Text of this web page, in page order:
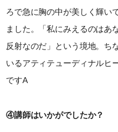
ろで急に胸の中が美しく輝い
ました。「私にみえるのはあ
反射なのだ」という境地。ち
いるアティテューディナルヒ
ですA
④講師はいかがでしたか？